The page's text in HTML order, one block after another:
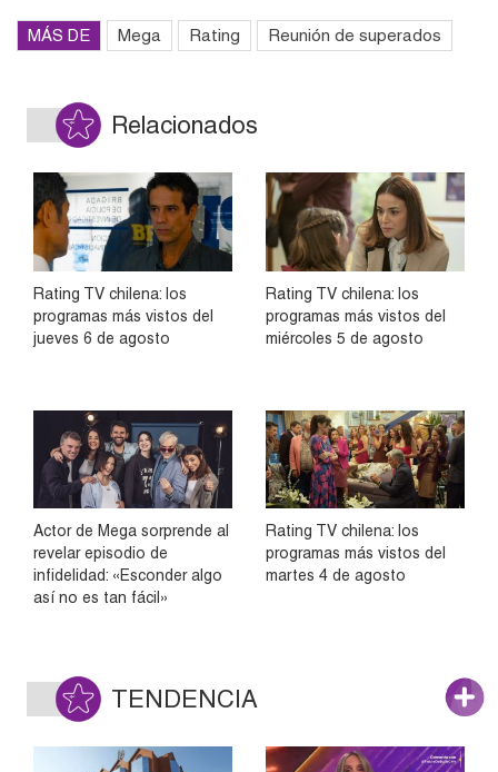
MÁS DE Mega Rating Reunión de superados
Relacionados
Rating TV chilena: los
programas más vistos del
jueves 6 de agosto
Rating TV chilena: los
programas más vistos del
miércoles 5 de agosto
Actor de Mega sorprende al
revelar episodio de
infidelidad: «Esconder algo
así no es tan fácil»
Rating TV chilena: los
programas más vistos del
martes 4 de agosto
TENDENCIA